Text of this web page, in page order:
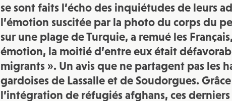
se sont faits l’écho des inquiétudes de leurs
l’émotion suscitée par la photo du corps du
sur une plage de Turquie, a remué les
émotion, la moitié d’entre eux était
migrants ». Un avis que ne partagent pas les
gardoises de Lassalle et de Soudorgues. Grâce
l’intégration de réfugiés afghans, ces